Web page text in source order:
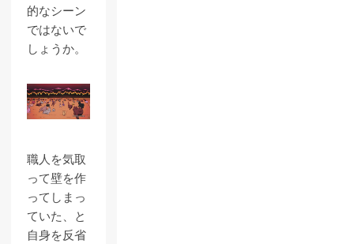
的なシーン
ではないで
しょうか。
職人を気取
って壁を作
ってしまっ
ていた、と
自身を反省